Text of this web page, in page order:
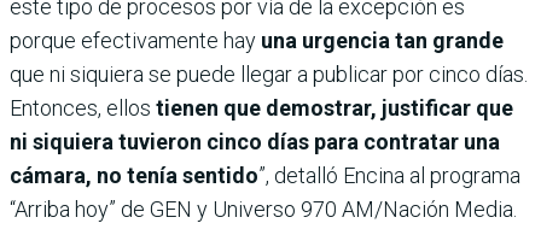
este tipo de procesos por vía de la excepción es
porque efectivamente hay una urgencia tan grande
que ni siquiera se puede llegar a publicar por cinco días.
Entonces, ellos tienen que demostrar, justificar que
ni siquiera tuvieron cinco días para contratar una
cámara, no tenía sentido”, detalló Encina al programa
“Arriba hoy” de GEN y Universo 970 AM/Nación Media.